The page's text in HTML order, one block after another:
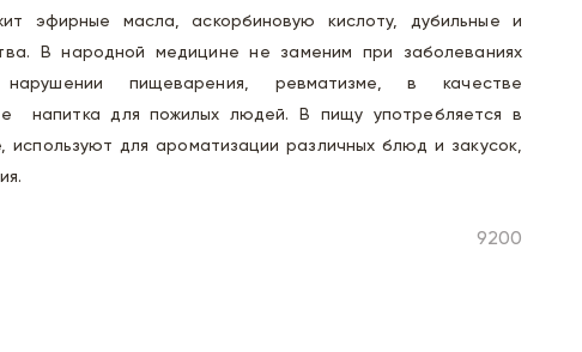
эфирные масла, аскорбиновую кислоту, дубильные и
В народной медицине не заменим при заболеваниях
нарушении пищеварения, ревматизме, в качестве
напитка для пожилых людей. В пищу употребляется в
используют для ароматизации различных блюд и закусок,
9200